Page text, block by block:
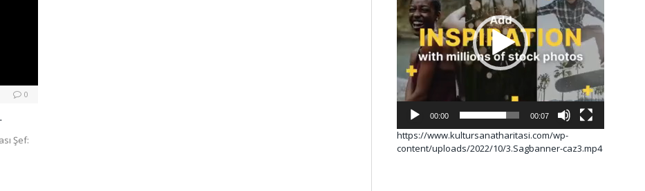
0
Şef:
00:00 00:07
https://www.kultursanatharitasi.com/wp-
content/uploads/2022/10/3.Sagbanner-caz3.mp4